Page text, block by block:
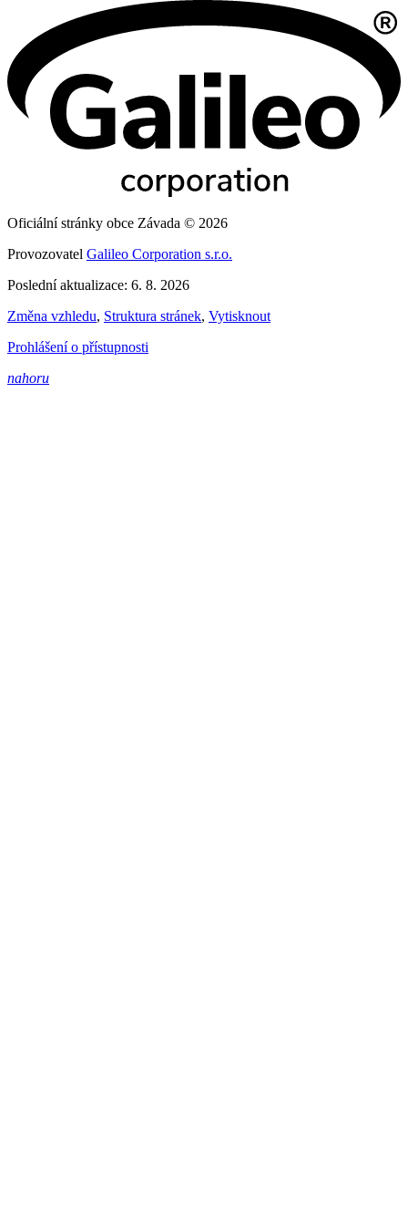
Oficiální stránky obce Závada © 2026
Provozovatel Galileo Corporation s.r.o.
Poslední aktualizace: 6. 8. 2026
Změna vzhledu, Struktura stránek, Vytisknout
Prohlášení o přístupnosti
nahoru